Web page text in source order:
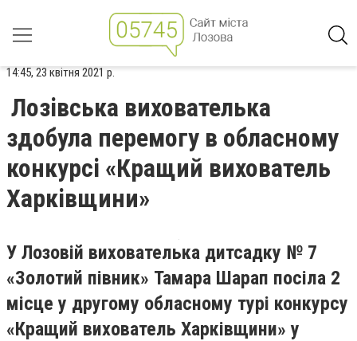
14:45, 23 квітня 2021 р.
Лозівська вихователька
здобула перемогу в обласному
конкурсі «Кращий вихователь
Харківщини»
У Лозовій вихователька дитсадку № 7
«Золотий півник» Тамара Шарап посіла 2
місце у другому обласному турі конкурсу
«Кращий вихователь Харківщини» у